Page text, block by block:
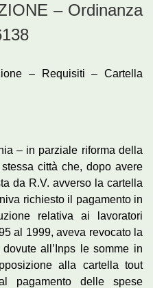
– Ordinanza
– Requisiti – Cartella
– in parziale riforma della
città che, dopo avere
da R.V. avverso la cartella
richiesto il pagamento in
relativa ai lavoratori
al 1999, aveva revocato la
all’Inps le somme in
alla cartella tout
pagamento delle spese